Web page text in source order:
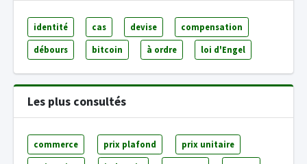
identité cas devise compensation
débours bitcoin à ordre loi d'Engel
Les plus consultés
commerce prix plafond prix unitaire